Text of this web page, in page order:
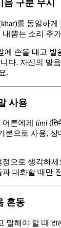
구분 무시
를 동일하게
내뿜는 소리 추
에 손을 대고 발
다. 자신의 발
.
사용
른에게 timi
본으로 사용,
정으로 생각하세
대화할 때만
혼동
말해야 할 때